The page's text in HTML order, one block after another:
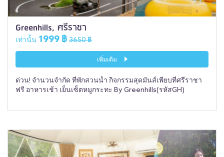
Greenhills, ศรีราชา
เท่านั้น 1999 ฿ 3650 ฿
เพิ่มเติม
ด่วน! จำนวนจำกัด ที่พักสวนน้ำ กิจกรรมสุดมันส์เพียบที่ศรีราชา
ฟรี อาหารเช้า เย็นเซ็ตหมูกระทะ By Greenhills(รหัสGH)